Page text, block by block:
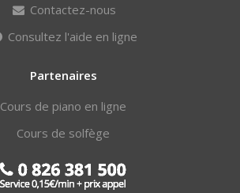
Contactez-nous
Consultez l'aide en ligne
Partenaires
Cours de piano en ligne
Cours de solfège